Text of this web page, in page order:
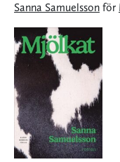
Sanna Samuelsson för